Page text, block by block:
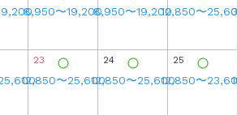
8,950〜19,2008,950〜19,20012,850〜
23
12,850〜25,600
24
12,850〜25,600
25
12,850〜